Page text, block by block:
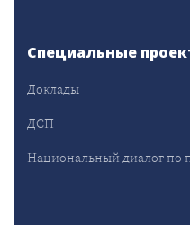
Специальные
Доклады
ДСП
Национальный диалог по